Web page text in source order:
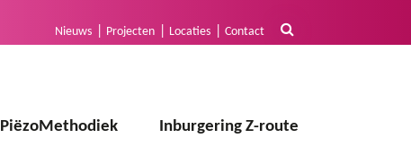
Nieuws Projecten Locaties Contact
PiëzoMethodiek Inburgering Z-route